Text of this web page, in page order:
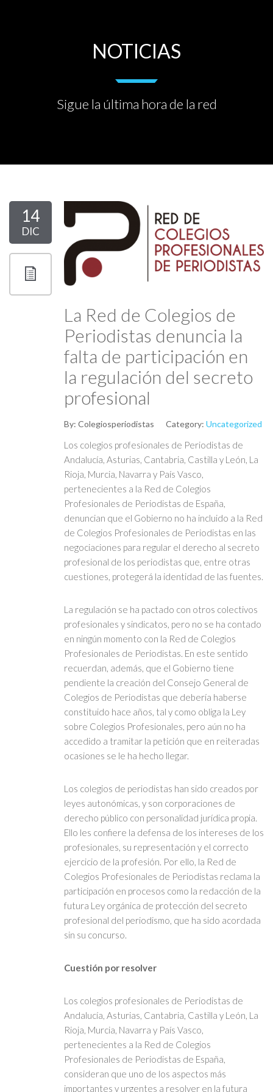
NOTICIAS
Sigue la última hora de la red
14
DIC
La Red de Colegios de
Periodistas denuncia la
falta de participación en
la regulación del secreto
profesional
By: Colegiosperiodistas Category: Uncategorized
Los colegios profesionales de Periodistas de
Andalucía, Asturias, Cantabria, Castilla y León, La
Rioja, Murcia, Navarra y País Vasco,
pertenecientes a la Red de Colegios
Profesionales de Periodistas de España,
denuncian que el Gobierno no ha incluido a la Red
de Colegios Profesionales de Periodistas en las
negociaciones para regular el derecho al secreto
profesional de los periodistas que, entre otras
cuestiones, protegerá la identidad de las fuentes.
La regulación se ha pactado con otros colectivos
profesionales y sindicatos, pero no se ha contado
en ningún momento con la Red de Colegios
Profesionales de Periodistas. En este sentido
recuerdan, además, que el Gobierno tiene
pendiente la creación del Consejo General de
Colegios de Periodistas que debería haberse
constituido hace años, tal y como obliga la Ley
sobre Colegios Profesionales, pero aún no ha
accedido a tramitar la petición que en reiteradas
ocasiones se le ha hecho llegar.
Los colegios de periodistas han sido creados por
leyes autonómicas, y son corporaciones de
derecho público con personalidad jurídica propia.
Ello les confiere la defensa de los intereses de los
profesionales, su representación y el correcto
ejercicio de la profesión. Por ello, la Red de
Colegios Profesionales de Periodistas reclama la
participación en procesos como la redacción de la
futura Ley orgánica de protección del secreto
profesional del periodismo, que ha sido acordada
sin su concurso.
Cuestión por resolver
Los colegios profesionales de Periodistas de
Andalucía, Asturias, Cantabria, Castilla y León, La
Rioja, Murcia, Navarra y País Vasco,
pertenecientes a la Red de Colegios
Profesionales de Periodistas de España,
consideran que uno de los aspectos más
importantes y urgentes a resolver en la futura